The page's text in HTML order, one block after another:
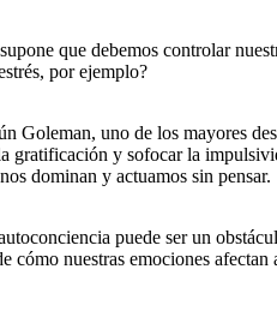
que debemos controlar
por ejemplo?
Goleman, uno de los mayores
gratificación y sofocar la
dominan y actuamos sin pensar.
puede ser un
cómo nuestras emociones afectan